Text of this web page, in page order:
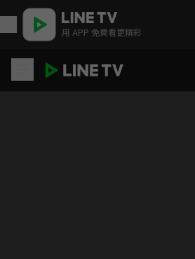
用 APP 免費看更精彩